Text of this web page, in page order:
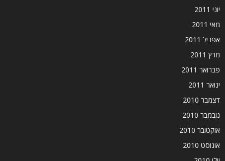
יוני 2011
מאי 2011
אפריל 2011
מרץ 2011
פברואר 2011
ינואר 2011
דצמבר 2010
נובמבר 2010
אוקטובר 2010
אוגוסט 2010